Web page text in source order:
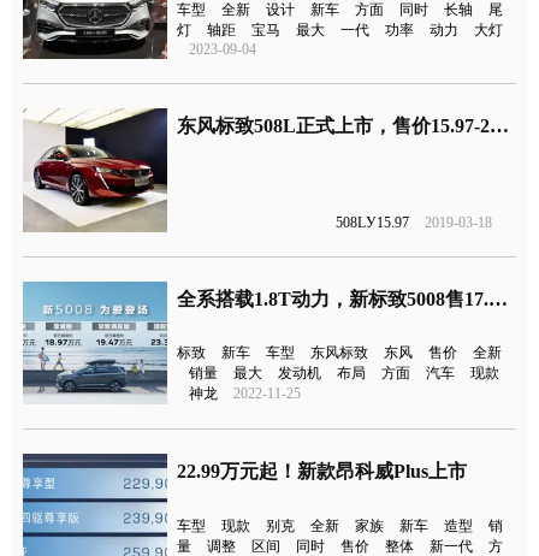
车型 全新 设计 新车 方面 同时 长轴
尾
灯
轴距 宝马 最大 一代 功率 动力
大灯
2023-09-04
东风标致508L正式上市，售价15.97-22.57万元
508LУ15.97 2019-03-18
全系搭载1.8T动力，新标致5008售17.87万元起
标致 新车 车型 东风标致 东风 售价
全新
销量
最大 发动机 布局 方面 汽车
现款
神龙
2022-11-25
22.99万元起！新款昂科威Plus上市
车型 现款 别克 全新 家族 新车 造型
销
量
调整 区间 同时 售价 整体 新一代
方